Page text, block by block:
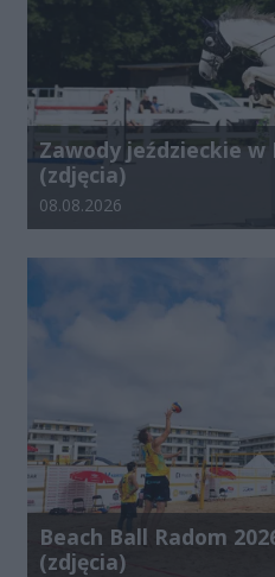
Zawody jeździeckie w
(zdjęcia)
Data dodania galerii:
08.08.2026
Beach Ball Radom
(zdjęcia)